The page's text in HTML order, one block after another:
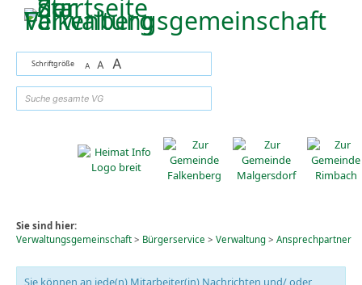
Zum Inhalt,zur Navigationoder
Schriftgröße A A A
Sie sind hier:
Verwaltungsgemeinschaft> Bürgerservice > Verwaltung> Ansprechpartner
Sie können an jede(n) Mitarbeiter(in) Nachrichten und/ oder